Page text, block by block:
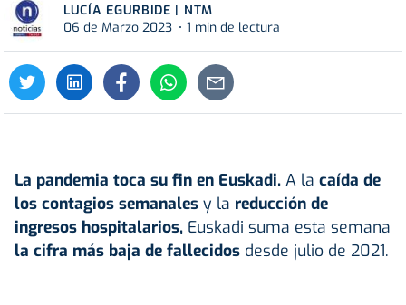
LUCÍA EGURBIDE | NTM
06 de Marzo 2023
1 min de lectura
La pandemia toca su fin en Euskadi. A la caída de
los contagios semanales y la reducción de
ingresos hospitalarios, Euskadi suma esta semana
la cifra más baja de fallecidos desde julio de 2021.